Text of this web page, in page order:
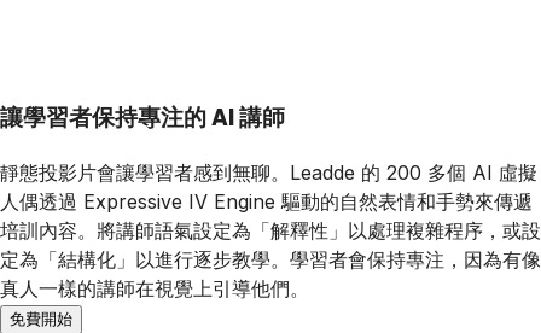
讓學習者保持專注的 AI 講師
靜態投影片會讓學習者感到無聊。Leadde 的 200 多個 AI 虛擬
人偶透過 Expressive IV Engine 驅動的自然表情和手勢來傳遞
培訓內容。將講師語氣設定為「解釋性」以處理複雜程序，或設
定為「結構化」以進行逐步教學。學習者會保持專注，因為有像
真人一樣的講師在視覺上引導他們。
免費開始